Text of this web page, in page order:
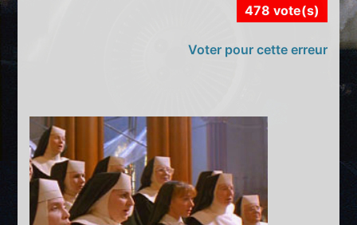
478 vote(s)
Voter pour cette erreur